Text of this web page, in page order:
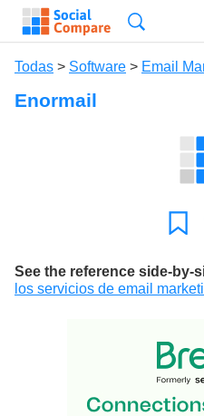
Todas > Software > Email
Enormail
See the reference side-by-
los servicios de email